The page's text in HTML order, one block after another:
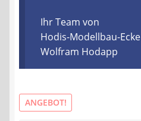
Vereine & Foren
Kontakt
AGB
Ihr Team von
Hodis-Modellbau-Ecke
Wolfram Hodapp
ANGEBOT!